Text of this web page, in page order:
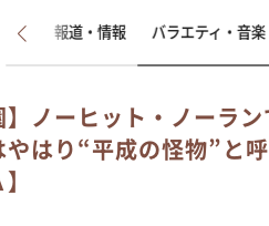
ー 報道・情報 バラエティ・音楽
】ノーヒット・ノーラ
やはり“平成の怪物”と